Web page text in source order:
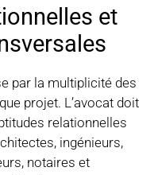
et
par la multiplicité des
projet. L’avocat doit
relationnelles
ingénieurs,
notaires et